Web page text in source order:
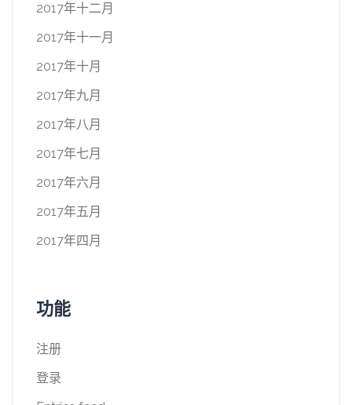
2017年十二月
2017年十一月
2017年十月
2017年九月
2017年八月
2017年七月
2017年六月
2017年五月
2017年四月
功能
注册
登录